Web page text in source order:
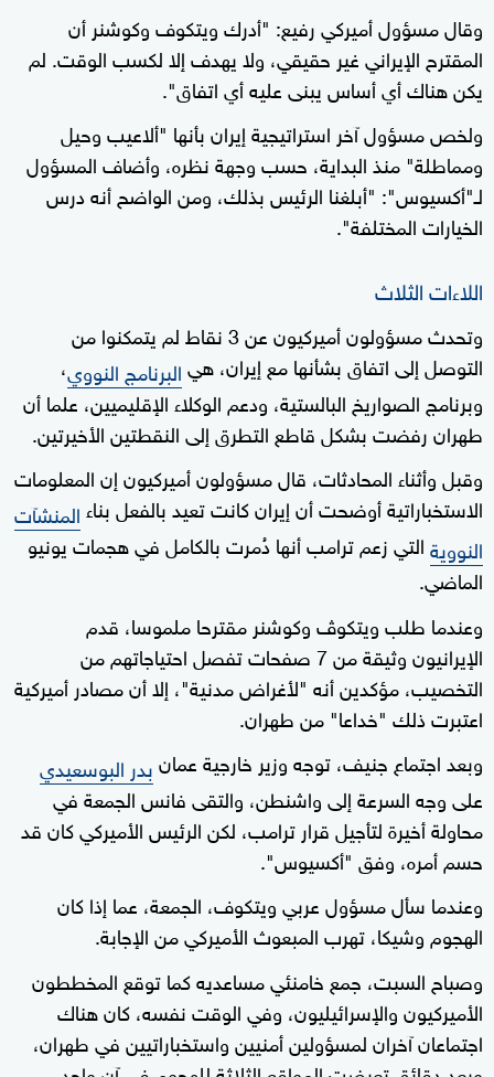
وقال مسؤول أميركي رفيع: "أدرك ويتكوف وكوشنر أن
المقترح الإيراني غير حقيقي، ولا يهدف إلا لكسب الوقت. لم
يكن هناك أي أساس يبنى عليه أي اتفاق".
ولخص مسؤول آخر استراتيجية إيران بأنها "ألاعيب وحيل
ومماطلة" منذ البداية، حسب وجهة نظره، وأضاف المسؤول
لـ"أكسيوس": "أبلغنا الرئيس بذلك، ومن الواضح أنه درس
الخيارات المختلفة".
اللاءات الثلاث
وتحدث مسؤولون أميركيون عن 3 نقاط لم يتمكنوا من
التوصل إلى اتفاق بشأنها مع إيران، هيالبرنامج النووي،
وبرنامج الصواريخ البالستية، ودعم الوكلاء الإقليميين، علما أن
طهران رفضت بشكل قاطع التطرق إلى النقطتين الأخيرتين.
وقبل وأثناء المحادثات، قال مسؤولون أميركيون إن المعلومات
الاستخباراتية أوضحت أن إيران كانت تعيد بالفعل بناء المنشآت
النوويةالتي زعم ترامب أنها دُمرت بالكامل في هجمات يونيو
الماضي.
وعندما طلب ويتكوڤ وكوشنر مقترحا ملموسا، قدم
الإيرانيون وثيقة من 7 صفحات تفصل احتياجاتهم من
التخصيب، مؤكدين أنه "لأغراض مدنية"، إلا أن مصادر أميركية
اعتبرت ذلك "خداعا" من طهران.
وبعد اجتماع جنيف، توجه وزير خارجية عمانبدر البوسعيدي
على وجه السرعة إلى واشنطن، والتقى فانس الجمعة في
محاولة أخيرة لتأجيل قرار ترامب، لكن الرئيس الأميركي كان قد
حسم أمره، وفق "أكسيوس".
وعندما سأل مسؤول عربي ويتكوف، الجمعة، عما إذا كان
الهجوم وشيكا، تهرب المبعوث الأميركي من الإجابة.
وصباح السبت، جمع خامنئي مساعديه كما توقع المخططون
الأميركيون والإسرائيليون، وفي الوقت نفسه، كان هناك
اجتماعان آخران لمسؤولين أمنيين واستخباراتيين في طهران،